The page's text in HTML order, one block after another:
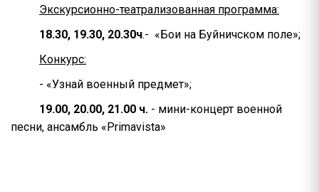
Экскурсионно-театрализованная программа:
18.30, 19.30, 20.30ч.- «Бои на Буйничском поле»;
Конкурс:
- «Узнай военный предмет»;
19.00, 20.00, 21.00 ч. - мини-концерт военной
песни, ансамбль «Primavista»